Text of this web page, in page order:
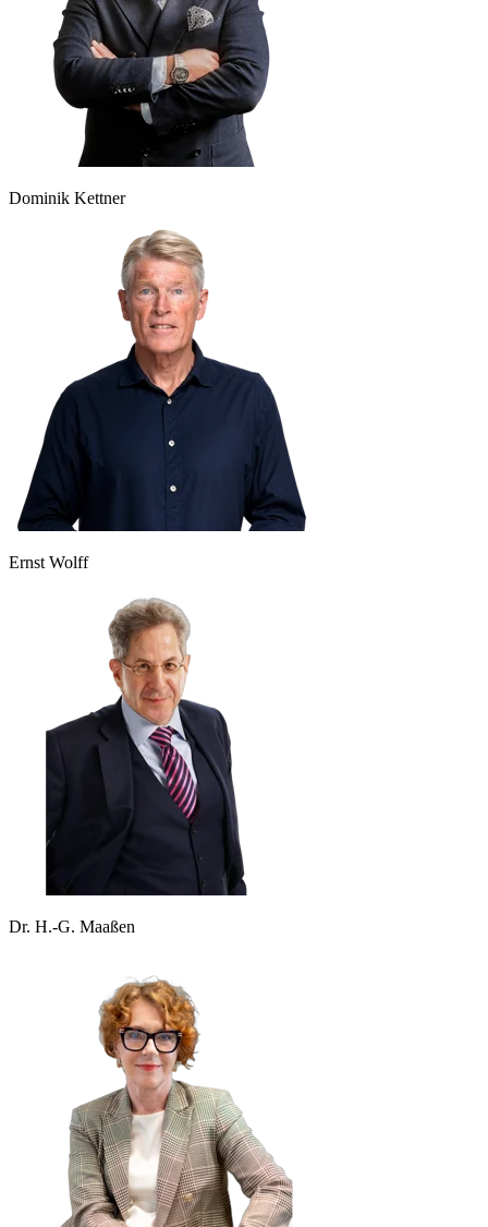
Dominik Kettner
Ernst Wolff
Dr. H.-G. Maaßen